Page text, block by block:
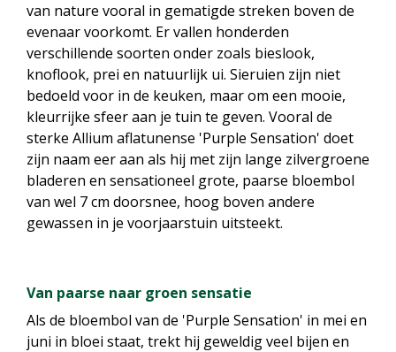
van nature vooral in gematigde streken boven de
evenaar voorkomt. Er vallen honderden
verschillende soorten onder zoals bieslook,
knoflook, prei en natuurlijk ui. Sieruien zijn niet
bedoeld voor in de keuken, maar om een mooie,
kleurrijke sfeer aan je tuin te geven. Vooral de
sterke Allium aflatunense 'Purple Sensation' doet
zijn naam eer aan als hij met zijn lange zilvergroene
bladeren en sensationeel grote, paarse bloembol
van wel 7 cm doorsnee, hoog boven andere
gewassen in je voorjaarstuin uitsteekt.
Van paarse naar groen sensatie
Als de bloembol van de 'Purple Sensation' in mei en
juni in bloei staat, trekt hij geweldig veel bijen en